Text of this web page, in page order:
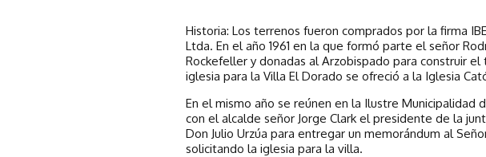
Historia: Los terrenos fueron comprados por la firma
Ltda. En el año 1961 en la que formó parte el señor
Rockefeller y donadas al Arzobispado para construir el
iglesia para la Villa El Dorado se ofreció a la Iglesia
En el mismo año se reúnen en la Ilustre Municipalidad
con el alcalde señor Jorge Clark el presidente de la
Don Julio Urzúa para entregar un memorándum al
solicitando la iglesia para la villa.